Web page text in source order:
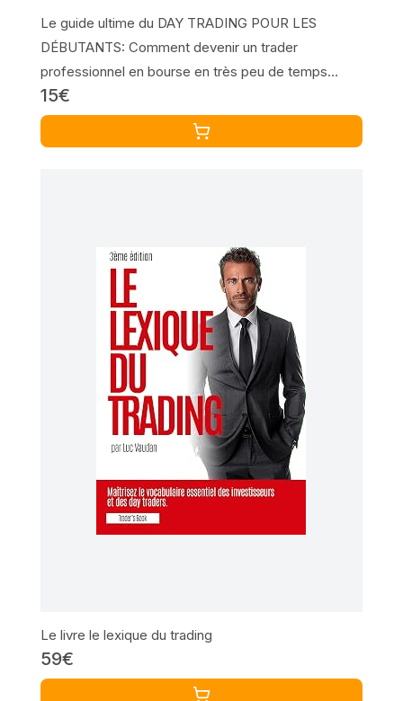
Le guide ultime du DAY TRADING POUR LES
DÉBUTANTS: Comment devenir un trader
professionnel en bourse en très peu de temps
grâce aux stratégies de trading très performantes
des traders à succès
15€
Le livre le lexique du trading
59€